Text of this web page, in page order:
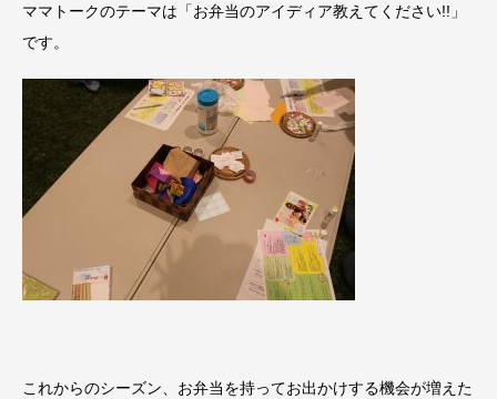
ママトークのテーマは「お弁当のアイディア教えてください!!」
です。
これからのシーズン、お弁当を持ってお出かけする機会が増えた